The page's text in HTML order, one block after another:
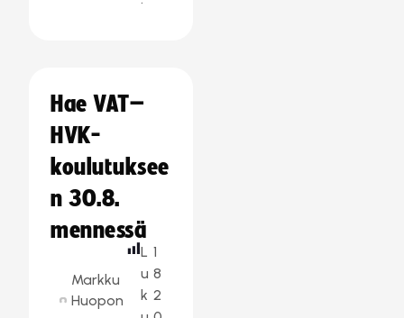
Hae VAT–
HVK-
koulutuksee
n 30.8.
mennessä
Markku
Huopon
L
u
k
1
8
2